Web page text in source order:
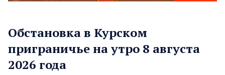
Обстановка в Курском
приграничье на утро 8 августа
2026 года